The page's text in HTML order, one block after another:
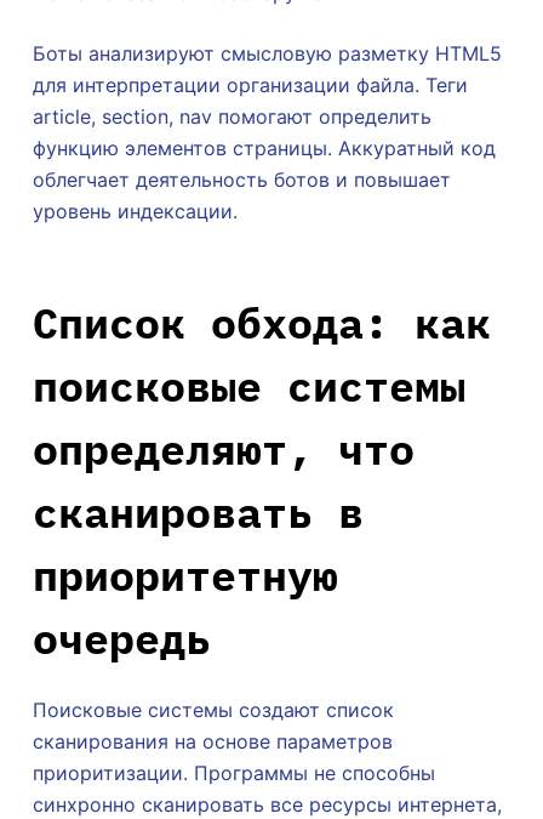
Боты анализируют смысловую разметку HTML5
для интерпретации организации файла. Теги
article, section, nav помогают определить
функцию элементов страницы. Аккуратный код
облегчает деятельность ботов и повышает
уровень индексации.
Список обхода: как
поисковые системы
определяют, что
сканировать в
приоритетную
очередь
Поисковые системы создают список
сканирования на основе параметров
приоритизации. Программы не способны
синхронно сканировать все ресурсы интернета,